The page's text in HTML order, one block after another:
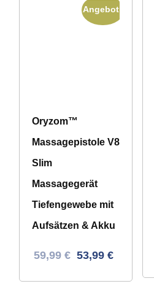
Angebot!
Oryzom™
Massagepistole V8
Slim
Massagegerät
Tiefengewebe mit
Aufsätzen & Akku
Ursprünglicher
59,99 € Aktueller
53,99 €